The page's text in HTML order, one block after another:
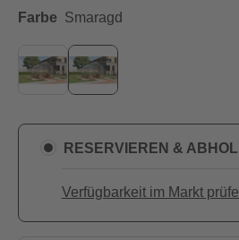
Farbe Smaragd
RESERVIEREN &
Verfügbarkeit im Markt